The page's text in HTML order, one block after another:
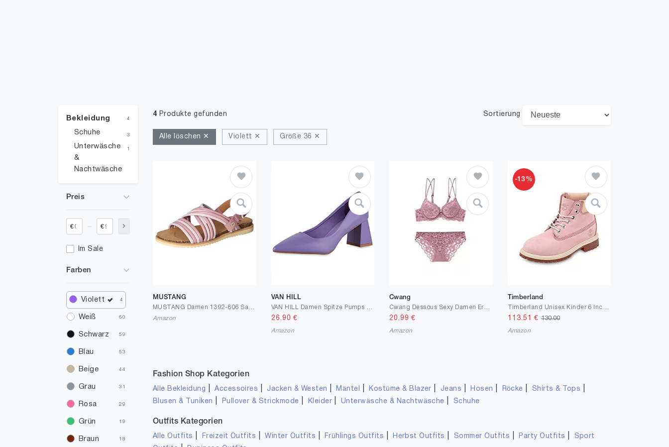
Bekleidung 4
Schuhe 3
Unterwäsche
&
Nachtwäsche
1
Preis
€ €
Im Sale
Farben
Violett 4
Weiß 60
Schwarz 59
Blau 53
Beige 44
Grau 31
Rosa 29
Grün 19
Braun 18
4 Produkte gefunden Sortierung
Alle löschen ✕ Violett ✕ Größe 36 ✕
MUSTANG
Amazon
VAN HILL
26.90 €
Amazon
Cwang
Cwang Dessous Sexy Damen Erotik Babydoll Nachtwäsche Spitze Blumen Push-Up BH und Unterwäsche Set Frauen Korsett Liebesanzug,Mauve,80B
20.99 €
Amazon
-13%
Timberland
113.51 € 130.00
Amazon
Fashion Shop Kategorien
Alle Bekleidung |Accessoires Jacken & Westen Mäntel Kostüme & Blazer Jeans Hosen Röcke Shirts & Tops
Blusen & Tuniken Pullover & Strickmode Kleider Unterwäsche & Nachtwäsche Schuhe
Outfits Kategorien
Alle Outfits Freizeit Outfits |Winter Outfits Frühlings Outfits Herbst Outfits Sommer Outfits Party Outfits
Sport